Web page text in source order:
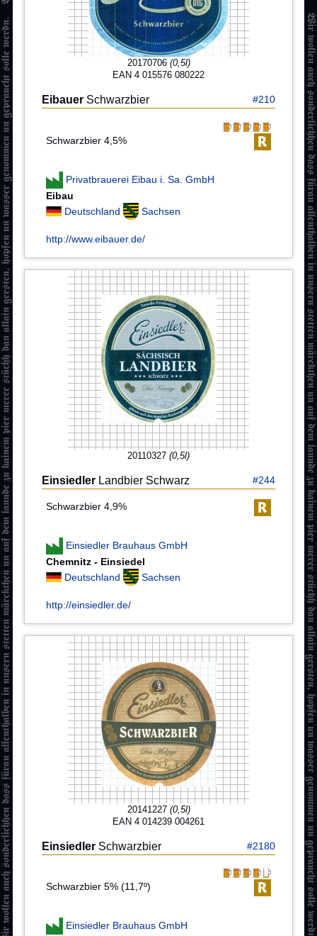
20170706 (0,5l)
EAN 4 015576 080222
Eibauer Schwarzbier #210
Schwarzbier 4,5%
Privatbrauerei Eibau i. Sa. GmbH
Eibau
Deutschland
Sachsen
http://www.eibauer.de/
20110327 (0,5l)
Einsiedler Landbier Schwarz #244
Schwarzbier 4,9%
Einsiedler Brauhaus GmbH
Chemnitz - Einsiedel
Deutschland
Sachsen
http://einsiedler.de/
20141227 (0,5l)
EAN 4 014239 004261
Einsiedler Schwarzbier #2180
Schwarzbier 5% (11,7º)
Einsiedler Brauhaus GmbH